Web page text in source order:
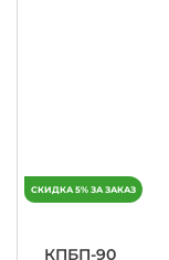
КПБП-90